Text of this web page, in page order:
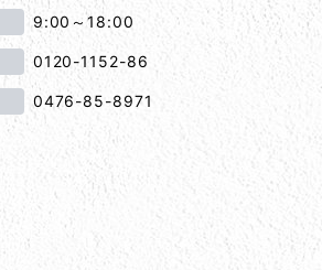
9:00～18:00
0120-1152-86
0476-85-8971